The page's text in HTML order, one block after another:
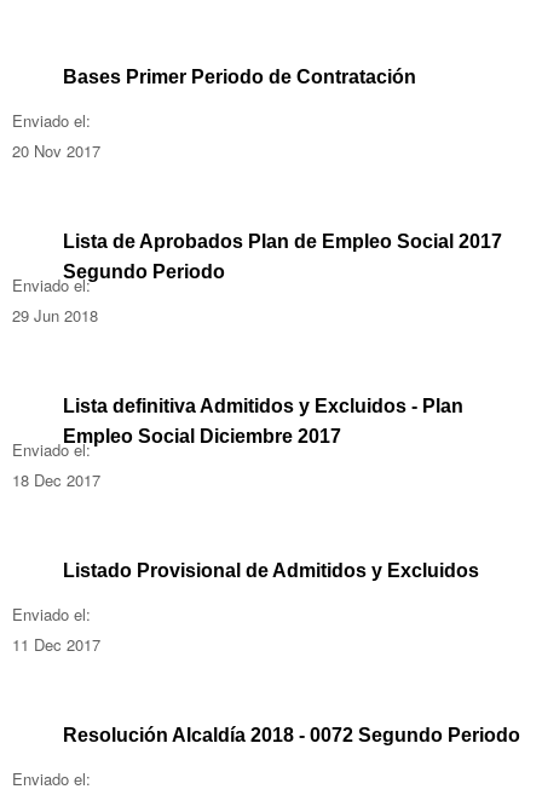
Bases Primer Periodo de Contratación
Enviado el:
20 Nov 2017
Lista de Aprobados Plan de Empleo Social 2017
Segundo Periodo
Enviado el:
29 Jun 2018
Lista definitiva Admitidos y Excluidos - Plan
Empleo Social Diciembre 2017
Enviado el:
18 Dec 2017
Listado Provisional de Admitidos y Excluidos
Enviado el:
11 Dec 2017
Resolución Alcaldía 2018 - 0072 Segundo Periodo
Enviado el: